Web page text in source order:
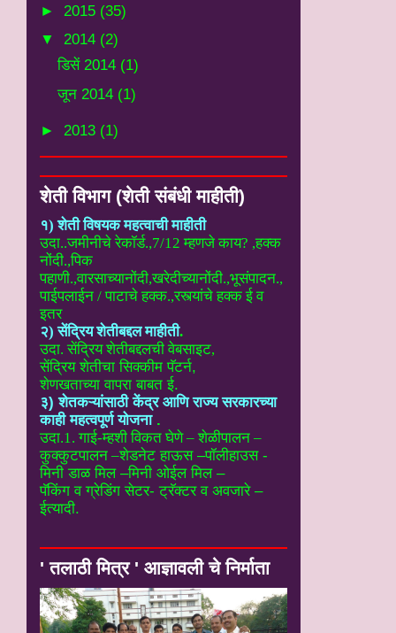
► 2015 (35)
▼ 2014 (2)
डिसें 2014 (1)
जून 2014 (1)
► 2013 (1)
शेती विभाग (शेती संबंधी माहीती)
१) शेती विषयक महत्वाची माहीती
उदा..जमीनीचे रेकॉर्ड.,7/12 म्हणजे काय? ,हक्क
नोंदी.,पिक
पहाणी.,वारसाच्यानोंदी,खरेदीच्यानोंदी.,भूसंपादन.,
पाईपलाईन / पाटाचे हक्क.,रस्त्यांचे हक्क ईव
इतर
२) सेंद्रिय शेतीबद्दल माहीती.
उदा. सेंद्रिय शेतीबद्दलची वेबसाइट,
सेंद्रिय शेतीचा सिक्कीम पॅटर्न,
शेणखताच्या वापरा बाबत ई.
३) शेतकऱ्यांसाठी केंद्र आणि राज्य सरकारच्या
काही महत्वपूर्ण योजना.
उदा.1. गाई-म्हशी विकत घेणे – शेळीपालन –
कुक्कुटपालन –शेडनेट हाऊस –पॉलीहाउस -
मिनी डाळ मिल –मिनी ओईल मिल –
पॅकिंग व ग्रेडिंग सेटर- ट्रॅक्टर व अवजारे –
ईत्यादी.
' तलाठी मित्र ' आज्ञावली चे निर्माता